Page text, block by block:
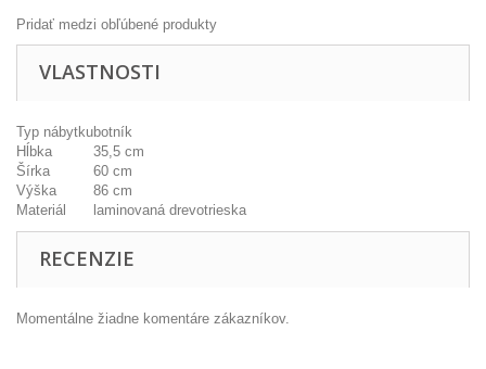
Pridať medzi obľúbené produkty
VLASTNOSTI
Typ nábytkubotník
Hĺbka
35,5 cm
Šírka
60 cm
Výška
86 cm
Materiál
laminovaná drevotrieska
RECENZIE
Momentálne žiadne komentáre zákazníkov.